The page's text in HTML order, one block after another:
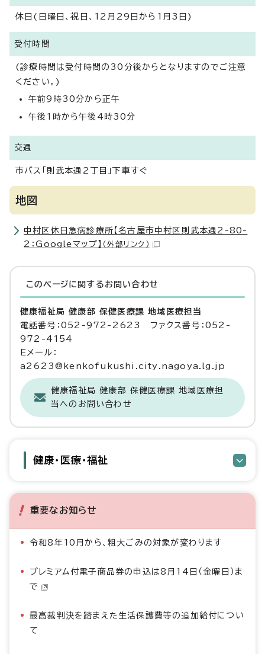
休日(日曜日、祝日、12月29日から1月3日)
受付時間
(診療時間は受付時間の30分後からとなりますのでご注意
ください。)
午前9時30分から正午
午後1時から午後4時30分
交通
市バス「則武本通2丁目」下車すぐ
地図
中村区休日急病診療所【名古屋市中村区則武本通2-80-
2：Googleマップ】 （外部リンク）
このページに関する お問い合わせ
健康福祉局 健康部 保健医療課 地域医療担当
電話番号：052-972-2623 ファクス番号：052-
972-4154
Eメール：
a2623@kenkofukushi.city.nagoya.lg.jp
健康福祉局 健康部 保健医療課 地域医療担
当へのお問い合わせ
健康・医療・福祉
重要なお知らせ
令和8年10月から、粗大ごみの対象が変わります
プレミアム付電子商品券の申込は8月14日（金曜日）ま
で
最高裁判決を踏まえた生活保護費等の追加給付につい
て